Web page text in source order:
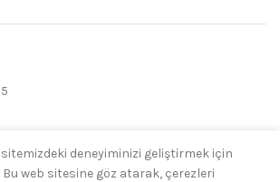
sitemizdeki deneyiminizi geliştirmek için
Bu web sitesine göz atarak, çerezleri